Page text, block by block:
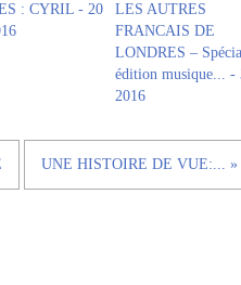
: CYRIL - 20
LES AUTRES
FRANCAIS DE
LONDRES –
édition musique... -
2016
UNE HISTOIRE DE VUE:... »